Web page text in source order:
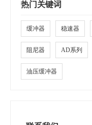
热门关键词
缓冲器 稳速器
阻尼器 AD系列
油压缓冲器